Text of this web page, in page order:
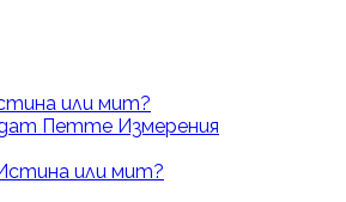
или мит?
Петте Измерения
или мит?